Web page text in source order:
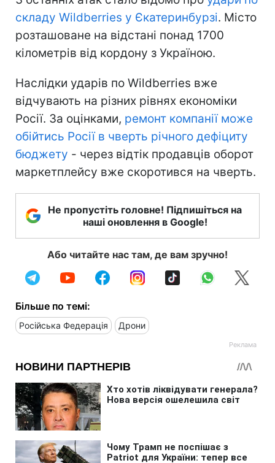
складу Wildberries у Єкатеринбурзі. Місто
розташоване на відстані понад 1700
кілометрів від кордону з Україною.
Наслідки ударів по Wildberries вже
відчувають на різних рівнях економіки
Росії. За оцінками, ремонт компанії може
обійтись Росії в чверть річного дефіциту
бюджету - через відтік продавців оборот
маркетплейсу вже скоротився на чверть.
Не пропустіть головне! Підпишіться на
наші оновлення в Google!
Або читайте нас там, де вам зручно!
Більше по темі:
Російська Федерація Дрони